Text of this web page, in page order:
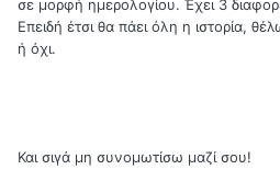
σε μορφή ημερολογίου. Έχει 3
Επειδή έτσι θα πάει όλη η ιστορία,
ή όχι.
Και σιγά μη συνομωτίσω μαζί σου!